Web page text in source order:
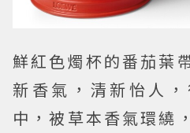
鮮紅色燭杯的番茄葉
新香氣，清新怡人
中，被草本香氣環繞